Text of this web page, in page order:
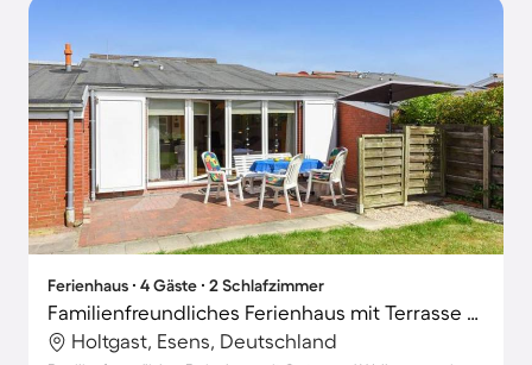
Ferienhaus ∙ 4 Gäste ∙ 2 Schlafzimmer
Familienfreundliches Ferienhaus mit Terrasse und Garten | Haustiere sind willkommen
Holtgast, Esens, Deutschland